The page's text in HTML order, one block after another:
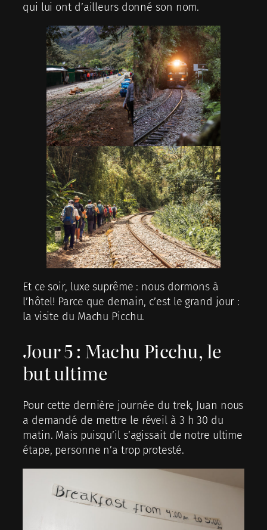
qui lui ont d’ailleurs donné son nom.
Et ce soir, luxe suprême : nous dormons à
l’hôtel! Parce que demain, c’est le grand jour :
la visite du Machu Picchu.
Jour 5 : Machu Picchu, le
but ultime
Pour cette dernière journée du trek, Juan nous
a demandé de mettre le réveil à 3 h 30 du
matin. Mais puisqu’il s’agissait de notre ultime
étape, personne n’a trop protesté.